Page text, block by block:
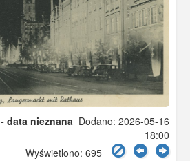
- data nieznana Dodano: 2026-05-16
18:00
Wyświetlono: 695